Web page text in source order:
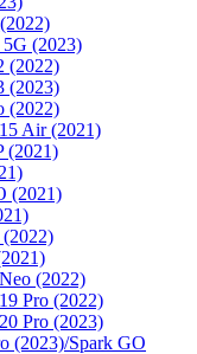
5G (2023)
(2022)
(2023)
(2022)
Air (2021)
(2021)
(2021)
(2022)
(2022)
Pro (2022)
Pro (2023)
(2023)/Spark GO